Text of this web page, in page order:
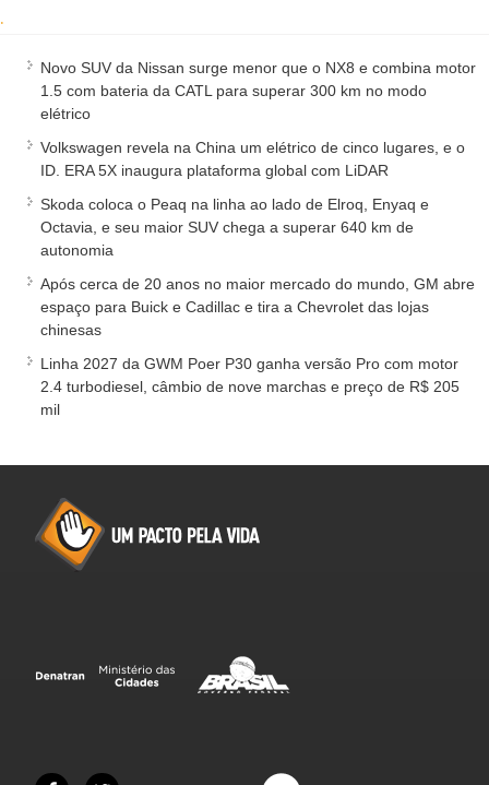
.
Novo SUV da Nissan surge menor que o NX8 e combina motor
1.5 com bateria da CATL para superar 300 km no modo
elétrico
Volkswagen revela na China um elétrico de cinco lugares, e o
ID. ERA 5X inaugura plataforma global com LiDAR
Skoda coloca o Peaq na linha ao lado de Elroq, Enyaq e
Octavia, e seu maior SUV chega a superar 640 km de
autonomia
Após cerca de 20 anos no maior mercado do mundo, GM abre
espaço para Buick e Cadillac e tira a Chevrolet das lojas
chinesas
Linha 2027 da GWM Poer P30 ganha versão Pro com motor
2.4 turbodiesel, câmbio de nove marchas e preço de R$ 205
mil